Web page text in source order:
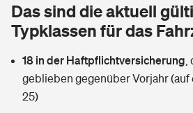
Rentenrechner: Wie viel Geld bekomme
Wer versichert was: Jetzt Versicherer
Sie haben Fragen?
Vermieterrrechtsschutz
Mietkautionsversicherung
Restkreditversicherung
Kinderunfall­ver­si­che­rung
Reiseversicherung
Tierkrankenversicherung
Zur Übersicht
Das sind die aktuell
Typklassen für das
18 in der Haftpflichtversicherung
geblieben gegenüber Vorjahr (auf
25)